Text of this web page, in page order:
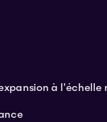
à l'échelle